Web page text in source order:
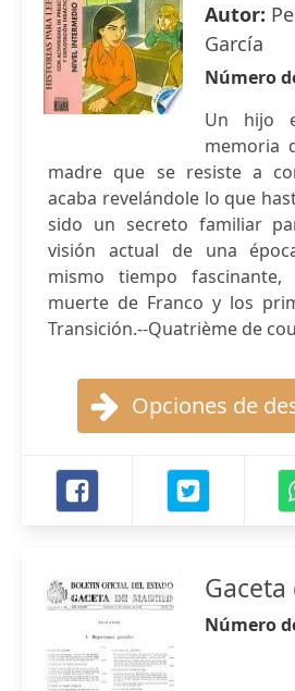
Autor:
García
Número
Un hijo
memoria
madre que se resiste a
acaba revelándole lo que
sido un secreto familiar
visión actual de una
mismo tiempo fascinante,
muerte de Franco y los
Transición.--Quatrième de
Opciones de
Número